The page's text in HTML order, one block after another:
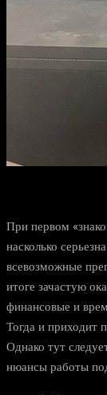
При первом
насколько
всевозможные
итоге зачастую
финансовые и
Тогда и приходит
Однако тут
нюансы работы